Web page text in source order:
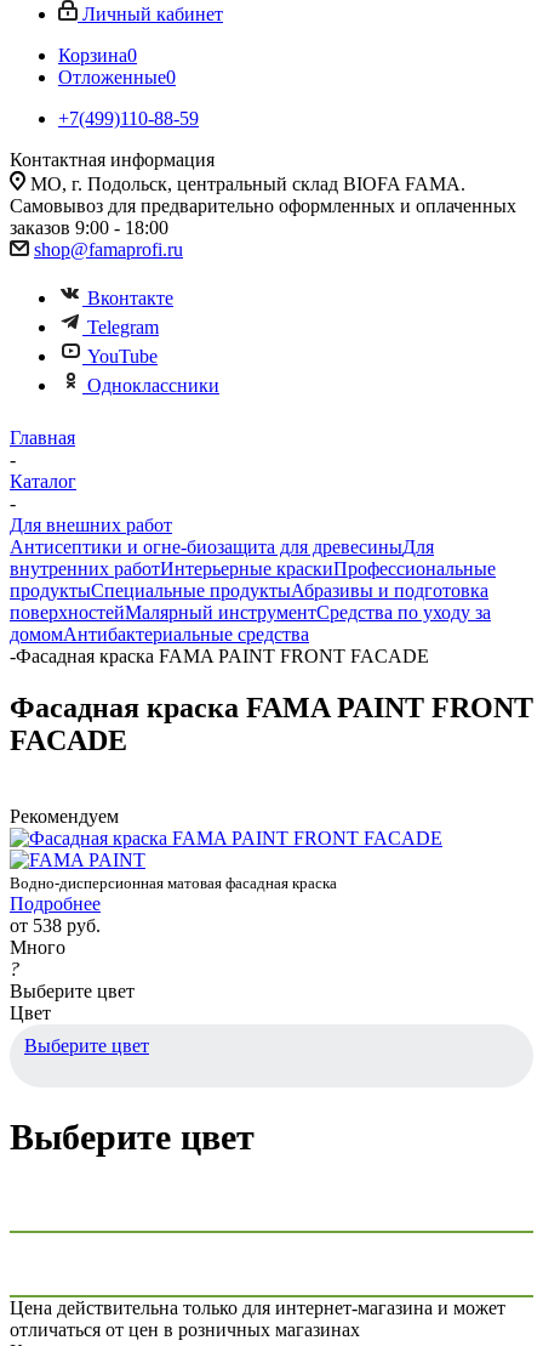
Личный кабинет
Корзина0
Отложенные0
+7(499)110-88-59
Контактная информация
МО, г. Подольск, центральный склад BIOFA FAMA.
Самовывоз для предварительно оформленных и оплаченных
заказов 9:00 - 18:00
shop@famaprofi.ru
Вконтакте
Telegram
YouTube
Одноклассники
Главная
-
Каталог
-
Для внешних работ
Антисептики и огне-биозащита для древесиныДля
внутренних работИнтерьерные краскиПрофессиональные
продуктыСпециальные продуктыАбразивы и подготовка
поверхностейМалярный инструментСредства по уходу за
домомАнтибактериальные средства
-Фасадная краска FAMA PAINT FRONT FACADE
Фасадная краска FAMA PAINT FRONT
FACADE
Рекомендуем
Водно-дисперсионная матовая фасадная краска
Подробнее
от 538 руб.
Много
?
Выберите цвет
Цвет
Выберите цвет
Выберите цвет
Цена действительна только для интернет-магазина и может
отличаться от цен в розничных магазинах